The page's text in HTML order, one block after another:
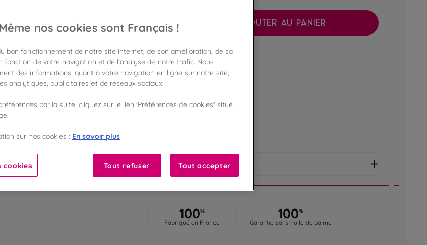
AJOUTER AU PANIER
Disponible en boutique !
Vérifier la disponibilité en magasin
Liste des ingrédients et allergènes
100%
Fabriqué en France 100%
Garantie sans huile de palme
nos cookies sont Français !
bon fonctionnement de notre site internet, de son amélioration, de sa
fonction de votre navigation et de l'analyse de notre trafic. Nous
des informations, quant à votre navigation en ligne sur notre site,
analytiques, publicitaires et de réseaux sociaux.
par la suite, cliquez sur le lien 'Préférences de cookies' situé
sur nos cookies : En savoir plus
cookies Tout refuser Tout accepter